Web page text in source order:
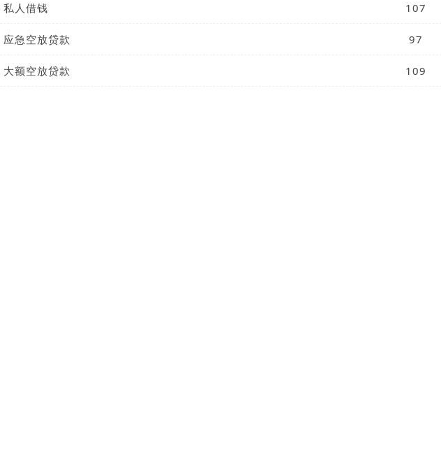
私人借钱 107
应急空放贷款 97
大额空放贷款 109